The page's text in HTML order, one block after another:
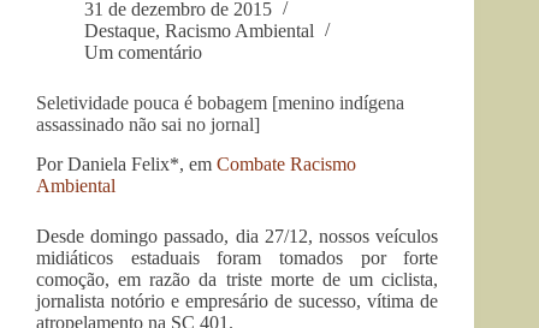
31 de dezembro de 2015
Destaque, Racismo Ambiental
Um comentário
Seletividade pouca é bobagem [menino indígena
assassinado não sai no jornal]
Por Daniela Felix*, em Combate Racismo
Ambiental
Desde domingo passado, dia 27/12, nossos veículos
midiáticos estaduais foram tomados por forte
comoção, em razão da triste morte de um ciclista,
jornalista notório e empresário de sucesso, vítima de
atropelamento na SC 401.